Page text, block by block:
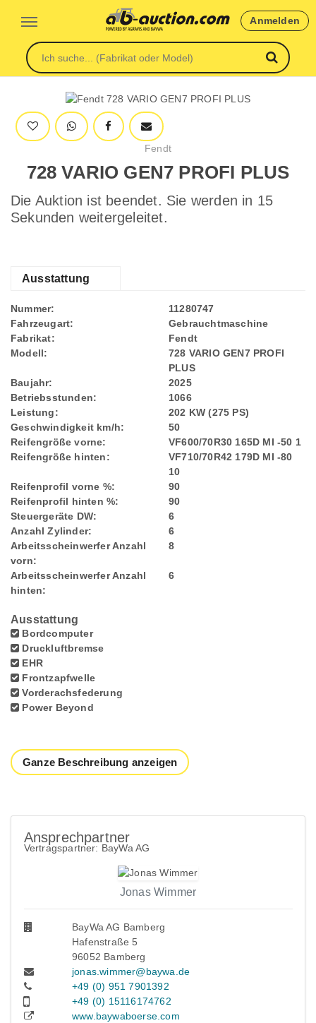
Anmelden
Fendt
728 VARIO GEN7 PROFI PLUS
Die Auktion ist beendet. Sie werden in 15
Sekunden weitergeleitet.
Ausstattung
Nummer:
11280747
Fahrzeugart:
Gebrauchtmaschine
Fabrikat:
Fendt
Modell:
728 VARIO GEN7 PROFI
PLUS
Baujahr:
2025
Betriebsstunden:
1066
Leistung:
202 KW (275 PS)
Geschwindigkeit km/h:
50
Reifengröße vorne:
VF600/70R30 165D MI -50 1
Reifengröße hinten:
VF710/70R42 179D MI -80
10
Reifenprofil vorne %:
90
Reifenprofil hinten %:
90
Steuergeräte DW:
6
Anzahl Zylinder:
6
Arbeitsscheinwerfer Anzahl
vorn:
8
Arbeitsscheinwerfer Anzahl
hinten:
6
Ausstattung
Bordcomputer
Druckluftbremse
EHR
Frontzapfwelle
Vorderachsfederung
Power Beyond
Ganze Beschreibung anzeigen
Ansprechpartner
Vertragspartner: BayWa AG
Jonas Wimmer
BayWa AG Bamberg
Hafenstraße 5
96052 Bamberg
jonas.wimmer@baywa.de
+49 (0) 951 7901392
+49 (0) 15116174762
www.baywaboerse.com